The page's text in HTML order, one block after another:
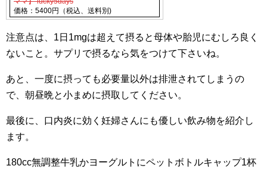
価格：5400円（税込、送料別)
注意点は、1日1mgは超えて摂ると母体や胎児にむしろ良く
ないこと。サプリで摂るなら気をつけて下さいね。
あと、一度に摂っても必要量以外は排泄されてしまうの
で、朝昼晩と小まめに摂取してください。
最後に、口内炎に効く妊婦さんにも優しい飲み物を紹介し
ます。
180cc無調整牛乳かヨーグルトにペットボトルキャップ1杯